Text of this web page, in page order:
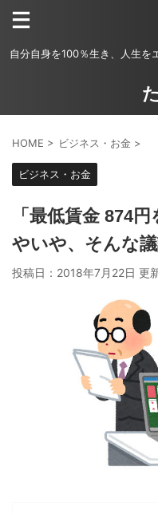
自分自身を100％生き、人生を
HOME > ビジネス・お金 >
ビジネス・お金
「最低賃金 874
やいや、そんな
投稿日：2018年7月22日 更